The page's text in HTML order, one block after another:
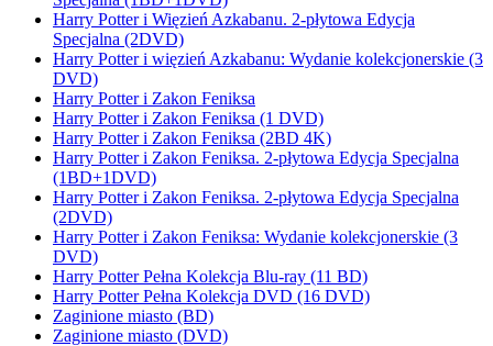
Harry Potter i Więzień Azkabanu. 2-płytowa Edycja
Specjalna (2DVD)
Harry Potter i więzień Azkabanu: Wydanie kolekcjonerskie (3
DVD)
Harry Potter i Zakon Feniksa
Harry Potter i Zakon Feniksa (1 DVD)
Harry Potter i Zakon Feniksa (2BD 4K)
Harry Potter i Zakon Feniksa. 2-płytowa Edycja Specjalna
(1BD+1DVD)
Harry Potter i Zakon Feniksa. 2-płytowa Edycja Specjalna
(2DVD)
Harry Potter i Zakon Feniksa: Wydanie kolekcjonerskie (3
DVD)
Harry Potter Pełna Kolekcja Blu-ray (11 BD)
Harry Potter Pełna Kolekcja DVD (16 DVD)
Zaginione miasto (BD)
Zaginione miasto (DVD)